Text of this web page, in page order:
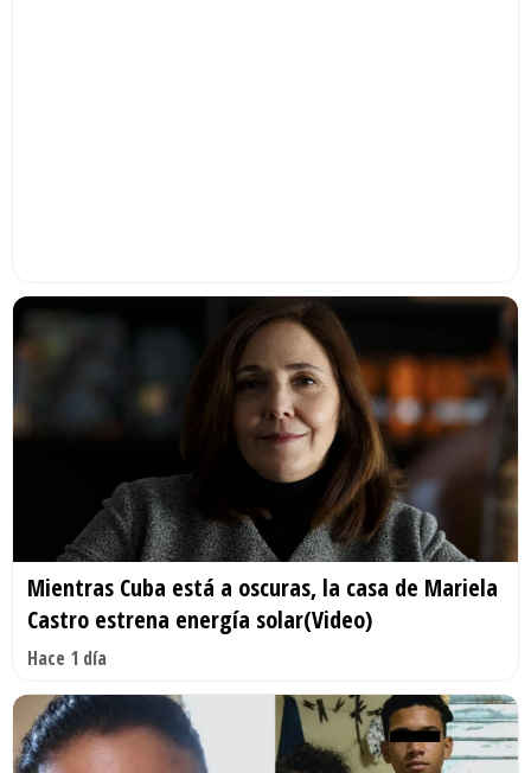
Mientras Cuba está a oscuras, la casa de Mariela
Castro estrena energía solar(Video)
Hace 1 día